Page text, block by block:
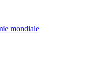
mondiale